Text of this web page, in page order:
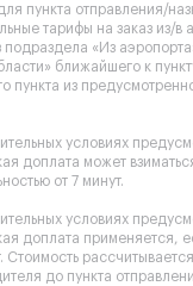
пункта отправления/
тарифы на заказ из/в
«Из
ближайшего к
пункта из
условиях
доплата может
от 7 минут.
условиях
доплата применяется,
до пункта